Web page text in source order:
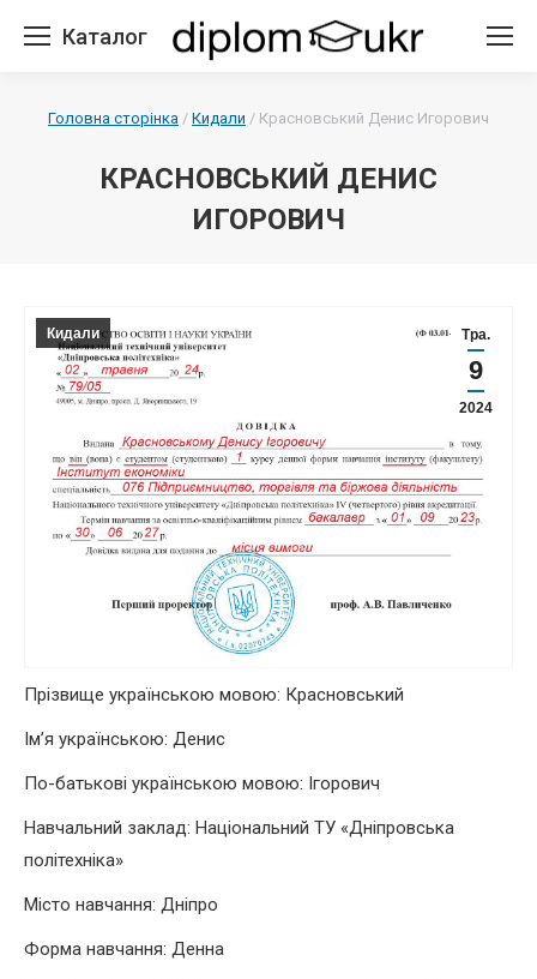
Каталог
Головна сторінка / Кидали / Красновський Денис Игорович
КРАСНОВСЬКИЙ ДЕНИС
ИГОРОВИЧ
Тра.
9
2024
Кидали
Прізвище українською мовою: Красновський
Ім’я українською: Денис
По-батькові українською мовою: Ігорович
Навчальний заклад: Національний ТУ «Дніпровська
політехніка»
Місто навчання: Дніпро
Форма навчання: Денна